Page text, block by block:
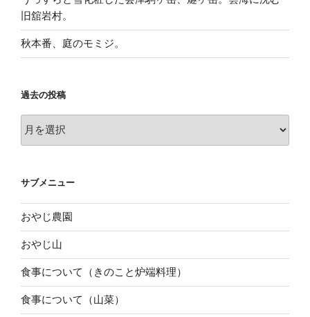
旧舘岩村。
秋本番、庭のモミジ。
過去の投稿
過
稿
サブメニュー
おやじ農園
おやじ山
食事について（きのこと炉端料理）
食事について（山菜）